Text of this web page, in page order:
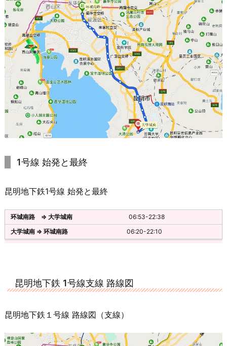
1号線 始発と最終
昆明地下鉄1号線 始発と最終
06:53-22:38
06:20-22:10
昆明地下鉄 1号線支線 路線図
昆明地下鉄１号線 路線図（支線）